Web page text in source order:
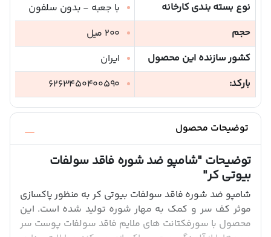
نوع بسته بندی کارخانه
با جعبه - بدون سلفون
حجم
200 میل
کشور سازنده این محصول
ایران
بارکد:
6263450400590
توضیحات محصول
توضیحات"شامپو ضد شوره فاقد سولفات
بیوتی کر"
شامپو ضد شوره فاقد سولفات بیوتی کر به منظور پاکسازی
موثر کف سر و کمک به مهار شوره تولید شده است. این
محصول با سورفکتانت های ملایم فاقد سولفات پوست سر